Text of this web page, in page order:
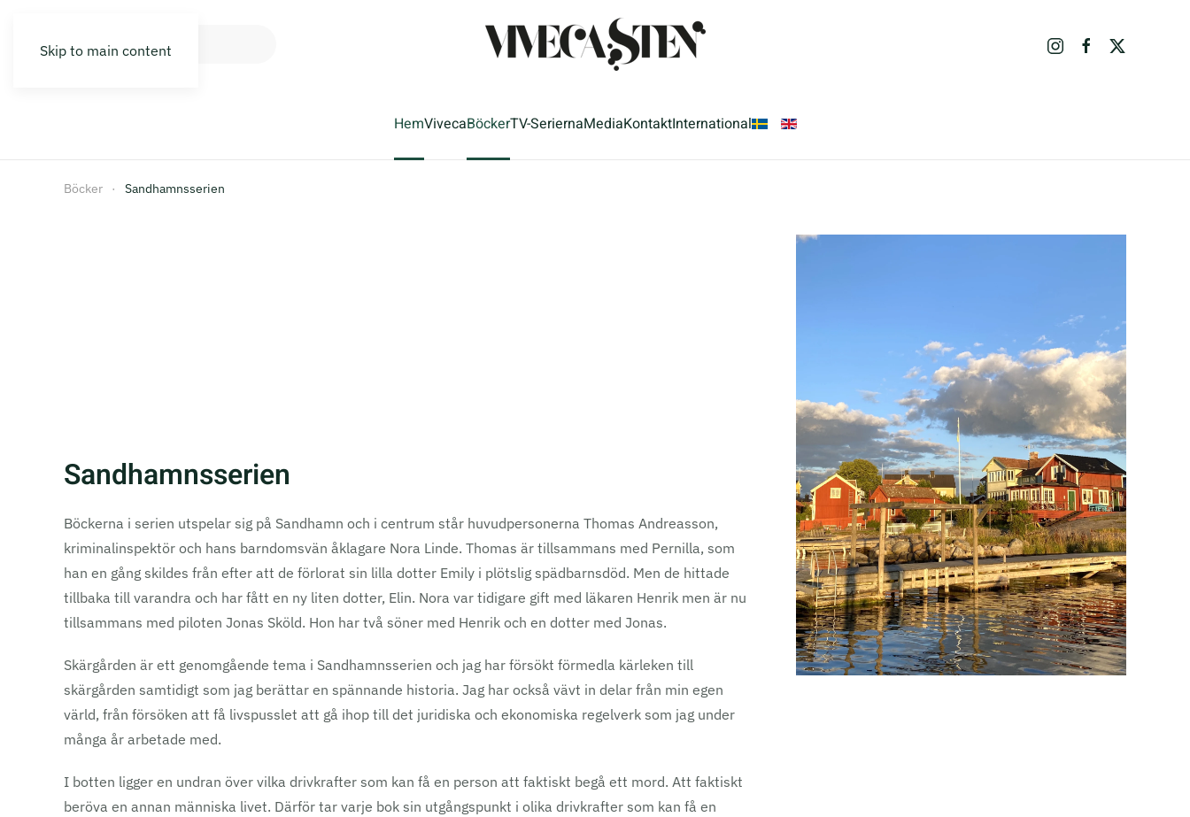
Skip to main content
HemVivecaBöckerTV-SeriernaMediaKontaktInternational
Böcker Sandhamnsserien
Sandhamnsserien
Böckerna i serien utspelar sig på Sandhamn och i centrum står huvudpersonerna Thomas Andreasson,
kriminalinspektör och hans barndomsvän åklagare Nora Linde. Thomas är tillsammans med Pernilla, som
han en gång skildes från efter att de förlorat sin lilla dotter Emily i plötslig spädbarnsdöd. Men de hittade
tillbaka till varandra och har fått en ny liten dotter, Elin. Nora var tidigare gift med läkaren Henrik men är nu
tillsammans med piloten Jonas Sköld. Hon har två söner med Henrik och en dotter med Jonas.
Skärgården är ett genomgående tema i Sandhamnsserien och jag har försökt förmedla kärleken till
skärgården samtidigt som jag berättar en spännande historia. Jag har också vävt in delar från min egen
värld, från försöken att få livspusslet att gå ihop till det juridiska och ekonomiska regelverk som jag under
många år arbetade med.
I botten ligger en undran över vilka drivkrafter som kan få en person att faktiskt begå ett mord. Att faktiskt
beröva en annan människa livet. Därför tar varje bok sin utgångspunkt i olika drivkrafter som kan få en